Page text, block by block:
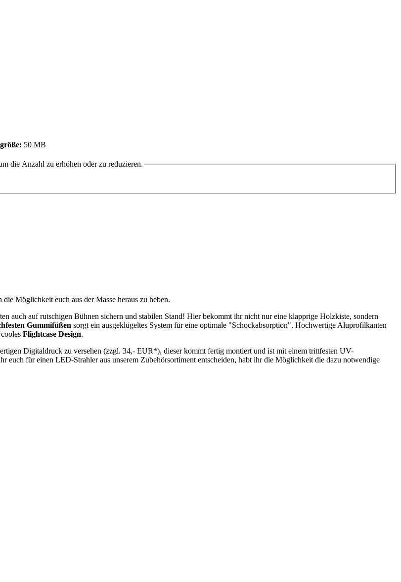
50 MB
die Anzahl zu erhöhen oder zu reduzieren.
Möglichkeit euch aus der Masse heraus zu heben.
auch auf rutschigen Bühnen sichern und stabilen Stand! Hier bekommt ihr nicht nur eine klapprige Holzkiste, sondern
Gummifüßen sorgt ein ausgeklügeltes System für eine optimale "Schockabsorption". Hochwertige Aluprofilkanten
Flightcase Design.
Digitaldruck zu versehen (zzgl. 34,- EUR*), dieser kommt fertig montiert und ist mit einem trittfesten UV-
euch für einen LED-Strahler aus unserem Zubehörsortiment entscheiden, habt ihr die Möglichkeit die dazu notwendige